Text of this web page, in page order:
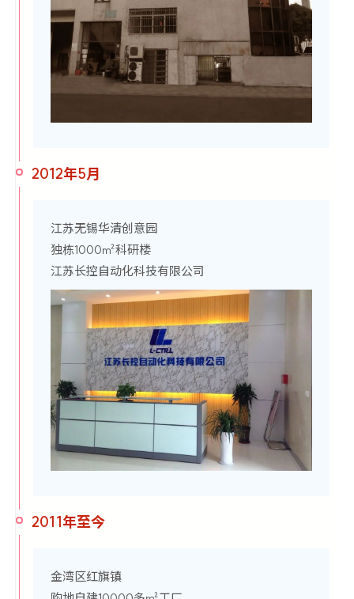
2012年5月
江苏无锡华清创意园
独栋1000㎡科研楼
江苏长控自动化科技有限公司
2011年至今
金湾区红旗镇